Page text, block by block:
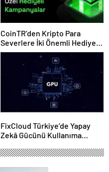
CoinTR’den Kripto Para
Severlere İki Önemli Hediye
Kampanyası
FixCloud Türkiye’de Yapay
Zekâ Gücünü Kullanıma